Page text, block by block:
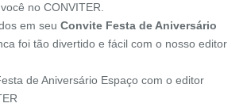
no CONVITER.
em seu Convite Festa de Aniversário
foi tão divertido e fácil com o nosso editor
de Aniversário Espaço com o editor